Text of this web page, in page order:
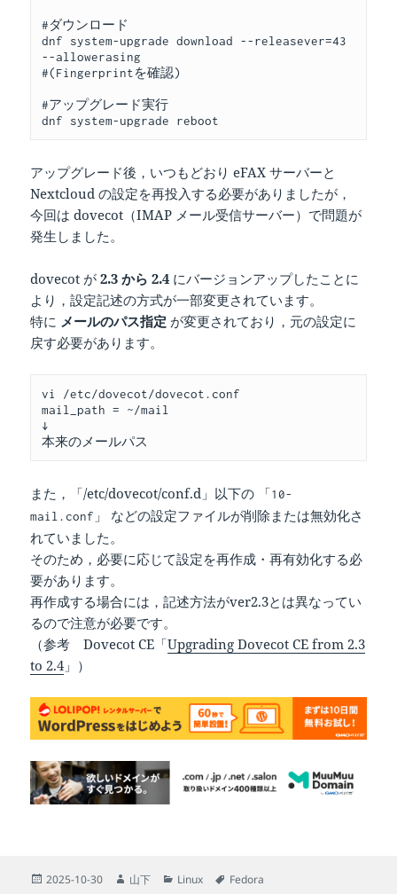
#ダウンロード
dnf system-upgrade download --releasever=43
--allowerasing
#(Fingerprintを確認)
#アップグレード実行
dnf system-upgrade reboot
アップグレード後，いつもどおり eFAX サーバーと
Nextcloud の設定を再投入する必要がありましたが，
今回は dovecot（IMAP メール受信サーバー）で問題が
発生しました。
dovecot が2.3 から 2.4 にバージョンアップしたことに
より，設定記述の方式が一部変更されています。
特に メールのパス指定 が変更されており，元の設定に
戻す必要があります。
vi /etc/dovecot/dovecot.conf
mail_path = ~/mail
↓
本来のメールパス
また，「/etc/dovecot/conf.d」以下の 「10-
mail.conf」
などの設定ファイルが削除または無効化さ
れていました。
そのため，必要に応じて設定を再作成・再有効化する必
要があります。
再作成する場合には，記述方法がver2.3とは異なってい
るので注意が必要です。
（参考 Dovecot CE「Upgrading Dovecot CE from 2.3
to 2.4」）
投
2025-10-30
作
山下
カ
Linux
タ
Fedora